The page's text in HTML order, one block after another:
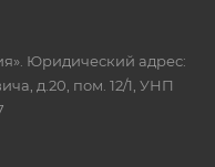
Юридический адрес:
д.20, пом. 12/1, УНП